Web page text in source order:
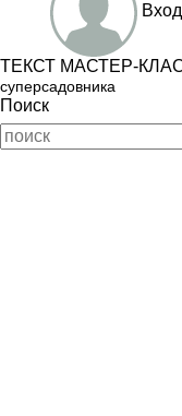
Вход
ТЕКСТ МАСТЕР-
суперсадовника
Поиск